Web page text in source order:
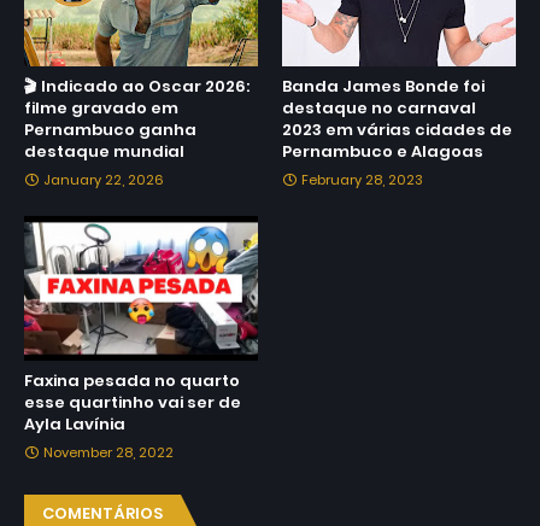
🎬 Indicado ao Oscar 2026:
filme gravado em
Pernambuco ganha
destaque mundial
January 22, 2026
Banda James Bonde foi
destaque no carnaval
2023 em várias cidades de
Pernambuco e Alagoas
February 28, 2023
Faxina pesada no quarto
esse quartinho vai ser de
Ayla Lavínia
November 28, 2022
COMENTÁRIOS